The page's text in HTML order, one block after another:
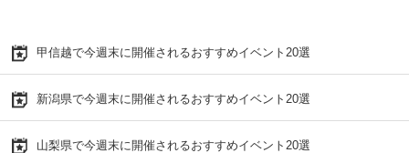
甲信越で今週末に開催されるおすすめイベント20選
新潟県で今週末に開催されるおすすめイベント20選
山梨県で今週末に開催されるおすすめイベント20選